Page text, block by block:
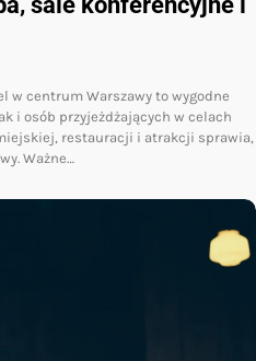
w centrum Warszawy to wygodne
i osób przyjeżdżających w celach
restauracji i atrakcji sprawia,
Ważne…